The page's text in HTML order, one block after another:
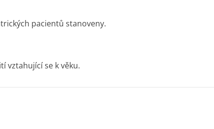
pacientů stanoveny.
vztahující se k věku.